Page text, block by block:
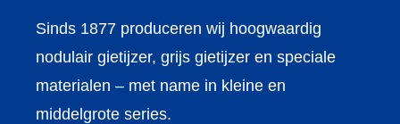
Sinds 1877 produceren wij hoogwaardig
nodulair gietijzer, grijs gietijzer en speciale
materialen – met name in kleine en
middelgrote series.